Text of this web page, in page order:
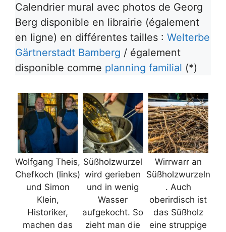
Calendrier mural avec photos de Georg
Berg disponible en librairie (également
en ligne) en différentes tailles : Welterbe
Gärtnerstadt Bamberg / également
disponible comme planning familial (*)
Wolfgang Theis,
Chefkoch (links)
und Simon
Klein,
Historiker,
machen das
Süßholzwurzel
wird gerieben
und in wenig
Wasser
aufgekocht. So
zieht man die
Wirrwarr an
Süßholzwurzeln
. Auch
oberirdisch ist
das Süßholz
eine struppige